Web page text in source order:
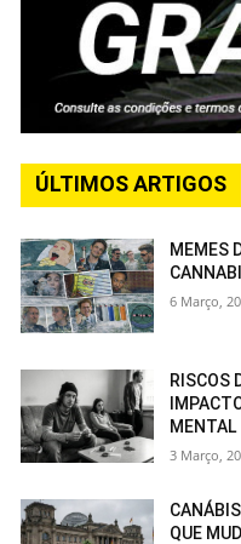
ÚLTIMOS ARTIGOS
MEMES
6 Março,
RISCOS
MENTAL
3 Março,
QUE